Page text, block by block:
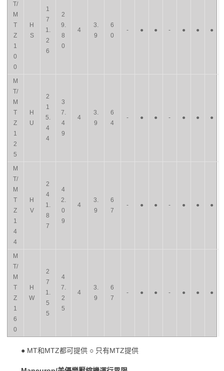
T/
M
T
Z
1
0
0
H
S
1
7
1.
2
6
2
9.
8
0
4
3.
9
6
0
- ● ● - ● ● ●
M
T/
M
T
Z
1
2
5
H
U
2
1
5.
4
4
3
7.
4
9
4
3.
9
6
4
- ● ● - ● ● ●
M
T/
M
T
Z
1
4
4
H
V
2
4
1.
8
7
4
2.
0
9
4
3.
9
6
7
- ● ● - ● ● ●
M
T/
M
T
Z
1
6
0
H
W
2
7
1.
5
5
4
7.
2
5
4
3.
9
6
7
- ● ● - ● ● ●
● MT和MTZ都可提供 ○ 只有MTZ提供